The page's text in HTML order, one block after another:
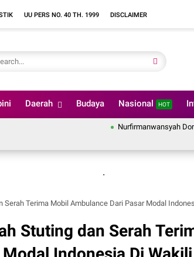
UU PERS NO. 40 TH. 1999 DISCLAIMER
Daerah Budaya Nasional HOT
Nurfirmanwansyah Dorong
.
Mobil Ambulance Dari Pasar Modal Indonesia Di Wakili Sekda
Stuting dan Serah